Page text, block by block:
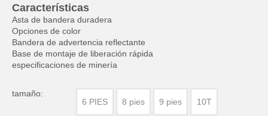
Características
Asta de bandera duradera
Opciones de color
Bandera de advertencia reflectante
Base de montaje de liberación rápida
especificaciones de minería
tamaño:
6 PIES
8 pies 9 pies 10T